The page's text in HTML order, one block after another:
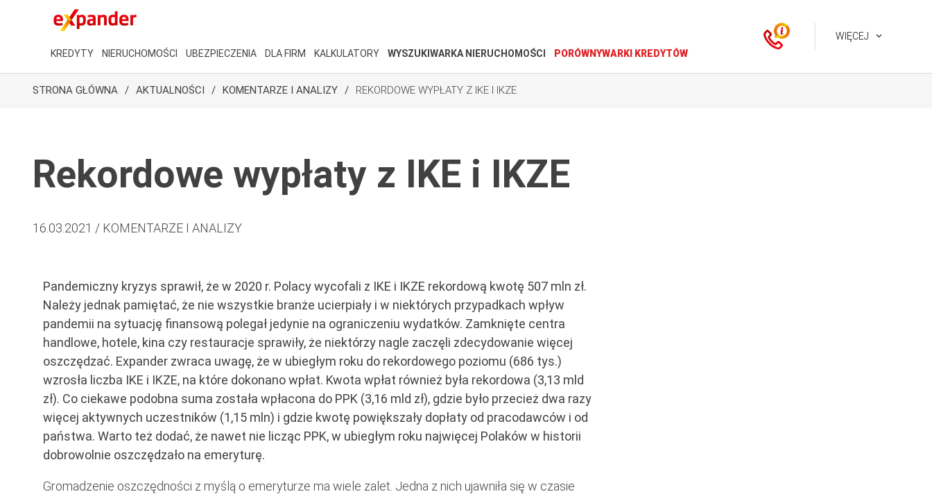
KREDYTY NIERUCHOMOŚCI UBEZPIECZENIA DLA FIRM KALKULATORY WYSZUKIWARKA NIERUCHOMOŚCI PORÓWNYWARKI KREDYTÓW
WIĘCEJ
STRONA GŁÓWNA AKTUALNOŚCI KOMENTARZE I ANALIZY REKORDOWE WYPŁATY Z IKE I IKZE
Rekordowe wypłaty z IKE i IKZE
16.03.2021 / KOMENTARZE I ANALIZY
Pandemiczny kryzys sprawił, że w 2020 r. Polacy wycofali z IKE i IKZE rekordową kwotę 507 mln zł.
Należy jednak pamiętać, że nie wszystkie branże ucierpiały i w niektórych przypadkach wpływ
pandemii na sytuację finansową polegał jedynie na ograniczeniu wydatków. Zamknięte centra
handlowe, hotele, kina czy restauracje sprawiły, że niektórzy nagle zaczęli zdecydowanie więcej
oszczędzać. Expander zwraca uwagę, że w ubiegłym roku do rekordowego poziomu (686 tys.)
wzrosła liczba IKE i IKZE, na które dokonano wpłat. Kwota wpłat również była rekordowa (3,13 mld
zł). Co ciekawe podobna suma została wpłacona do PPK (3,16 mld zł), gdzie było przecież dwa razy
więcej aktywnych uczestników (1,15 mln) i gdzie kwotę powiększały dopłaty od pracodawców i od
państwa. Warto też dodać, że nawet nie licząc PPK, w ubiegłym roku najwięcej Polaków w historii
dobrowolnie oszczędzało na emeryturę.
Gromadzenie oszczędności z myślą o emeryturze ma wiele zalet. Jedna z nich ujawniła się w czasie